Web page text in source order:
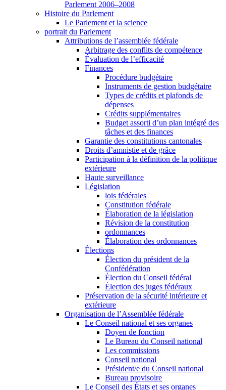
Parlement 2006–2008
Histoire du Parlement
Le Parlement et la science
portrait du Parlement
Attributions de l’assemblée fédérale
Arbitrage des conflits de compétence
Évaluation de l’efficacité
Finances
Procédure budgétaire
Instruments de gestion budgétaire
Types de crédits et plafonds de
dépenses
Crédits supplémentaires
Budget assorti d’un plan intégré des
tâches et des finances
Garantie des constitutions cantonales
Droits d’amnistie et de grâce
Participation à la définition de la politique
extérieure
Haute surveillance
Législation
lois fédérales
Constitution fédérale
Élaboration de la législation
Révision de la constitution
ordonnances
Élaboration des ordonnances
Élections
Élection du président de la
Confédération
Élection du Conseil fédéral
Élection des juges fédéraux
Préservation de la sécurité intérieure et
extérieure
Organisation de l’Assemblée fédérale
Le Conseil national et ses organes
Doyen de fonction
Le Bureau du Conseil national
Les commissions
Conseil national
Président/e du Conseil national
Bureau provisoire
Le Conseil des États et ses organes